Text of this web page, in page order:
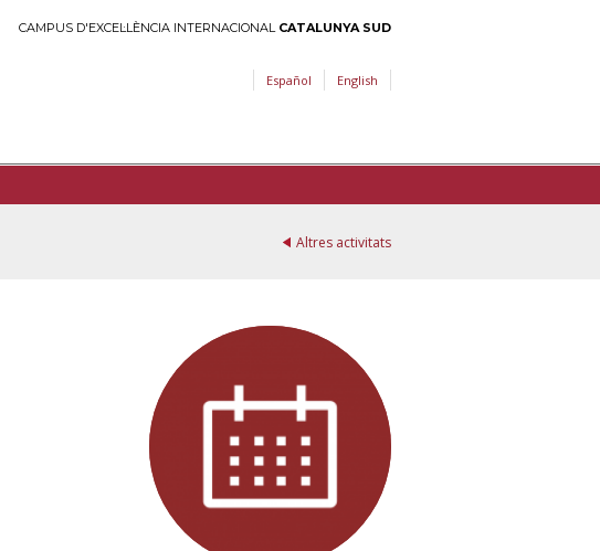
CAMPUS D'EXCEL·LÈNCIA INTERNACIONAL CATALUNYA SUD
Español English
Altres activitats